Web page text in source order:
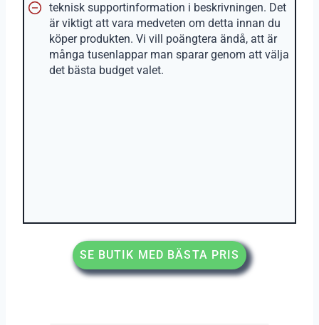
teknisk supportinformation i beskrivningen. Det
är viktigt att vara medveten om detta innan du
köper produkten. Vi vill poängtera ändå, att är
många tusenlappar man sparar genom att välja
det bästa budget valet.
SE BUTIK MED BÄSTA PRIS